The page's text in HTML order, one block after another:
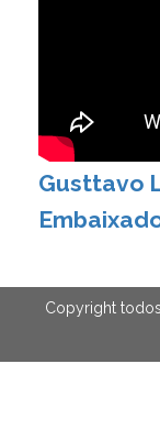
Gusttavo
Copyright